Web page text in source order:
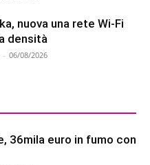
nuova una rete Wi-Fi
densità
- 06/08/2026
36mila euro in fumo con